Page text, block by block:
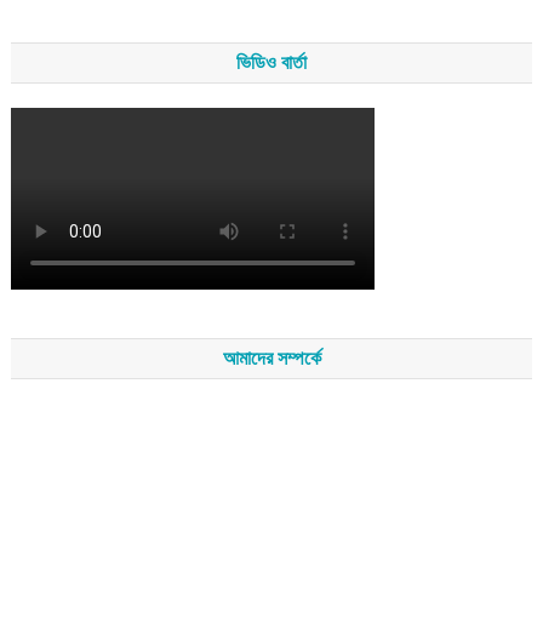
ভিডিও বার্তা
আমাদের সম্পর্কে